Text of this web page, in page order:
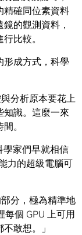
精確同位素資料
的觀測資料，
比較。
形成方式，科學
分析原本要花上
知識。這麼一來
。
學家們早就相信
力的超級電腦可
分，極為精準地
個 GPU 上可用
敢想。」